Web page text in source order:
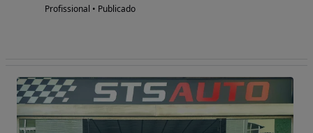
Profissional • Publicado